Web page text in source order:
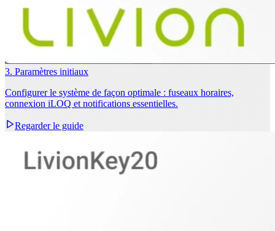
3. Paramètres initiaux
Configurer le système de façon optimale : fuseaux horaires,
connexion iLOQ et notifications essentielles.
Regarder le guide